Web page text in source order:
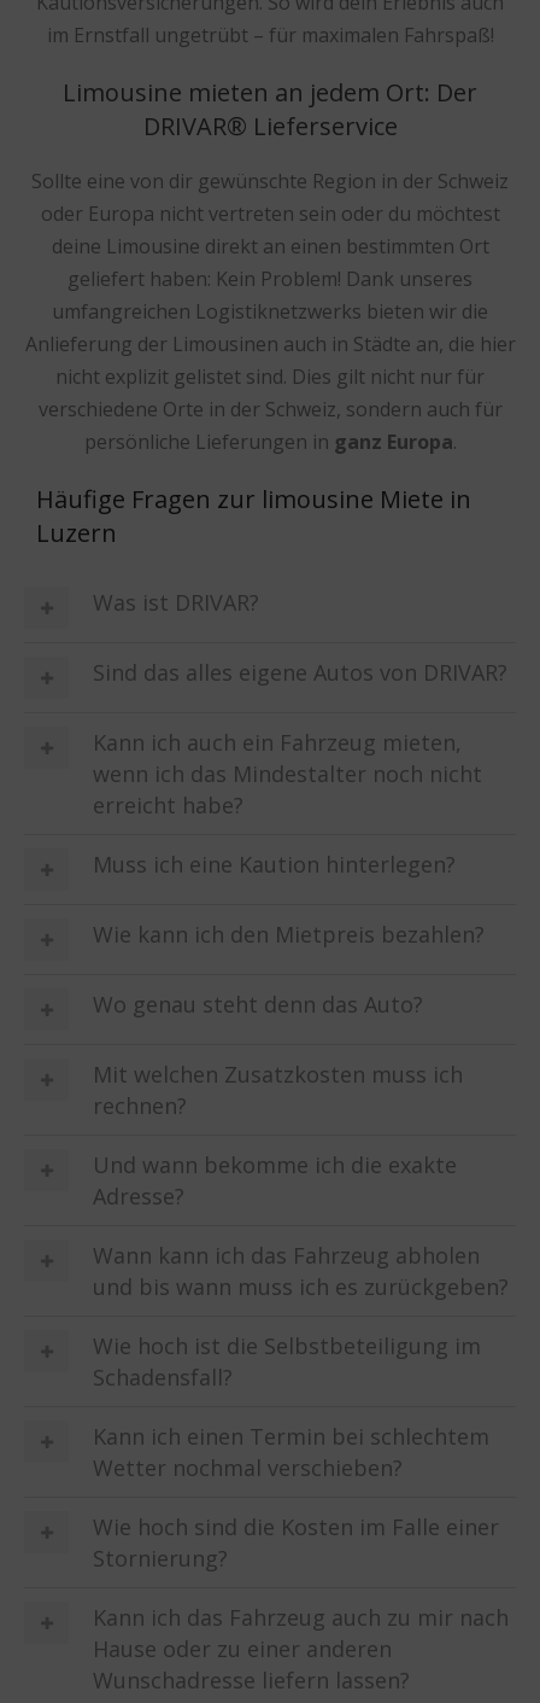
im Ernstfall ungetrübt – für maximalen Fahrspaß!
Limousine mieten an jedem Ort: Der
DRIVAR® Lieferservice
Sollte eine von dir gewünschte Region in der Schweiz
oder Europa nicht vertreten sein oder du möchtest
deine Limousine direkt an einen bestimmten Ort
geliefert haben: Kein Problem! Dank unseres
umfangreichen Logistiknetzwerks bieten wir die
Anlieferung der Limousinen auch in Städte an, die hier
nicht explizit gelistet sind. Dies gilt nicht nur für
verschiedene Orte in der Schweiz, sondern auch für
persönliche Lieferungen in ganz Europa.
Häufige Fragen zur limousine Miete in
Luzern
Was ist DRIVAR?
Sind das alles eigene Autos von DRIVAR?
Kann ich auch ein Fahrzeug mieten,
wenn ich das Mindestalter noch nicht
erreicht habe?
Muss ich eine Kaution hinterlegen?
Wie kann ich den Mietpreis bezahlen?
Wo genau steht denn das Auto?
Mit welchen Zusatzkosten muss ich
rechnen?
Und wann bekomme ich die exakte
Adresse?
Wann kann ich das Fahrzeug abholen
und bis wann muss ich es zurückgeben?
Wie hoch ist die Selbstbeteiligung im
Schadensfall?
Kann ich einen Termin bei schlechtem
Wetter nochmal verschieben?
Wie hoch sind die Kosten im Falle einer
Stornierung?
Kann ich das Fahrzeug auch zu mir nach
Hause oder zu einer anderen
Wunschadresse liefern lassen?